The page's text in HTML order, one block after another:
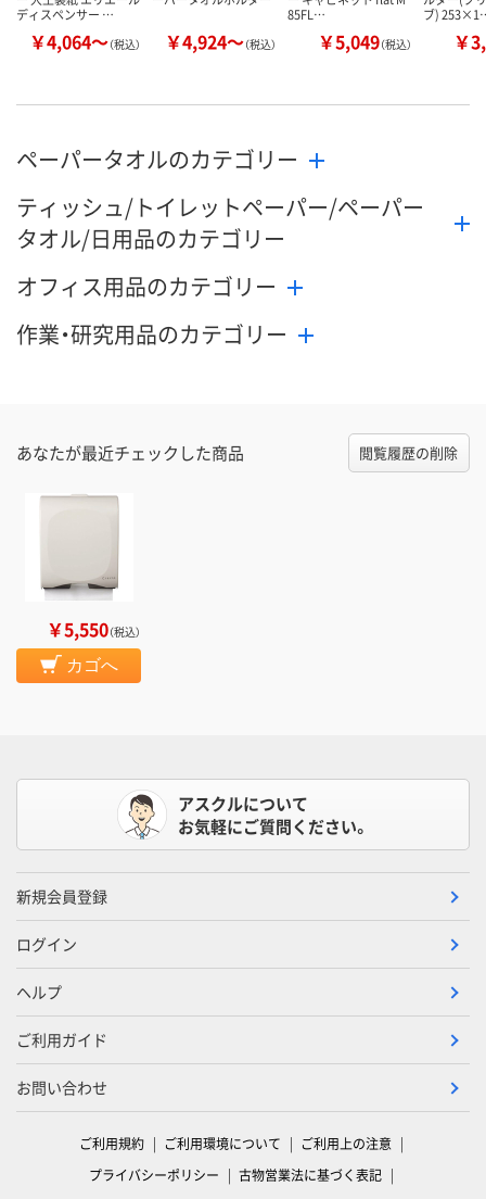
ディスペンサー …
￥4,064～（税込） ￥4,924～（税込）
85FL…
￥5,049（税込）
ブ)
￥
ペーパータオルのカテゴリー
ティッシュ/トイレットペーパー/ペーパー
タオル/日用品のカテゴリー
オフィス用品のカテゴリー
作業・研究用品のカテゴリー
あなたが最近チェックした商品 閲覧履歴の削除
￥5,550（税込）
カゴへ
アスクルについて
お気軽にご質問ください。
新規会員登録
ログイン
ヘルプ
ご利用ガイド
お問い合わせ
ご利用規約 ご利用環境について
ご利用上の注意
プライバシーポリシー
古物営業法に基づく表記